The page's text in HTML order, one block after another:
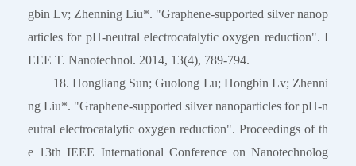
gbin Lv; Zhenning Liu*. "Graphene-supported silver nanop
articles for pH-neutral electrocatalytic oxygen reduction". I
EEE T. Nanotechnol. 2014, 13(4), 789-794.
18. Hongliang Sun; Guolong Lu; Hongbin Lv; Zhenni
ng Liu*. "Graphene-supported silver nanoparticles for pH-n
eutral electrocatalytic oxygen reduction". Proceedings of th
e 13th IEEE International Conference on Nanotechnolog